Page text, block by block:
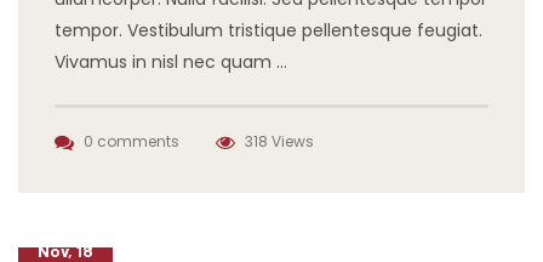
tempor. Vestibulum tristique pellentesque feugiat.
Vivamus in nisl nec quam …
0 comments 318 Views
Nov, 18